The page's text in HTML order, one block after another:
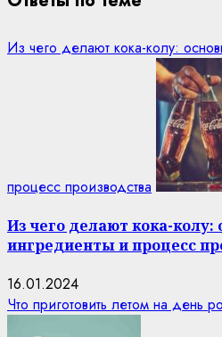
Из чего делают кока-колу:
процесс производства
Из чего делают кока-колу:
ингредиенты и процесс
16.01.2024
Что приготовить летом на день